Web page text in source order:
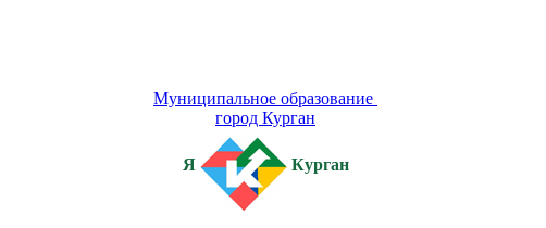
Муниципальное образование
город Курган
Я Курган